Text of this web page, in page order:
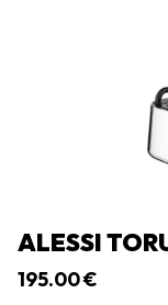
ALESSI
195.00€